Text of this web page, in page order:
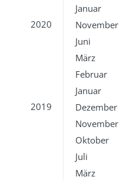
Januar
2020
November
Juni
März
Februar
Januar
2019
Dezember
November
Oktober
Juli
März